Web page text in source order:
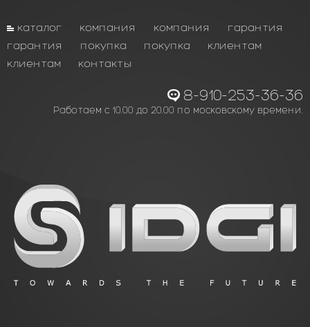
каталог компания компания
гарантия
гарантия
покупка покупка
клиентам
клиентам
контакты
8-910-253-36-36
Работаем с 10.00 до 20.00 по московскому времени.